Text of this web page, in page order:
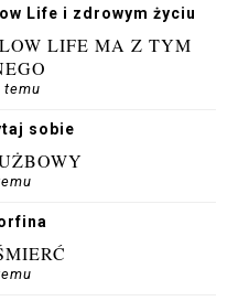
Life i zdrowym życiu
LIFE MA Z TYM
temu
sobie